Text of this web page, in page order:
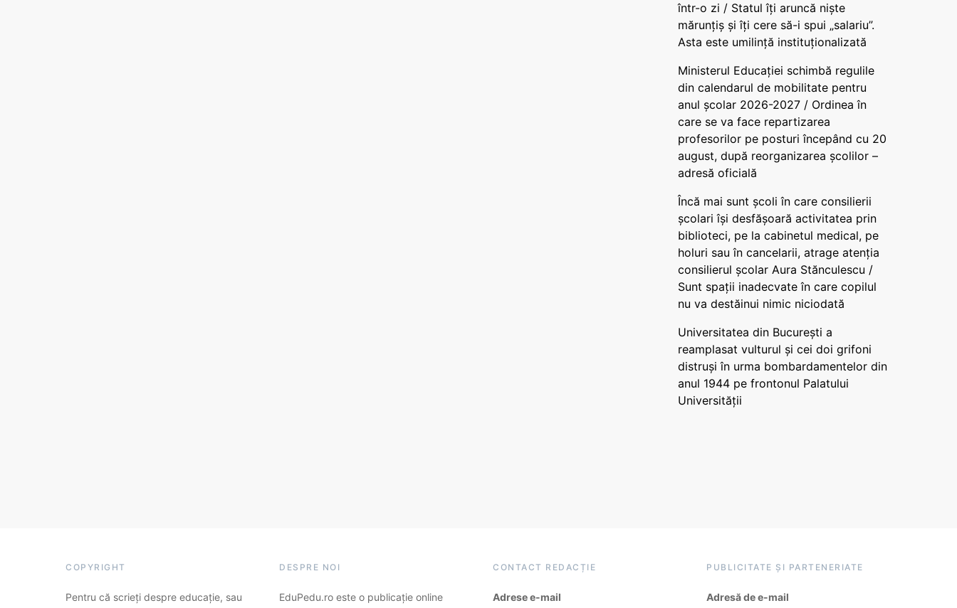
într-o zi / Statul îți aruncă niște
mărunțiș și îți cere să-i spui „salariu”.
Asta este umilință instituționalizată
Ministerul Educației schimbă regulile
din calendarul de mobilitate pentru
anul școlar 2026-2027 / Ordinea în
care se va face repartizarea
profesorilor pe posturi începând cu 20
august, după reorganizarea școlilor –
adresă oficială
Încă mai sunt școli în care consilierii
școlari își desfășoară activitatea prin
biblioteci, pe la cabinetul medical, pe
holuri sau în cancelarii, atrage atenția
consilierul școlar Aura Stănculescu /
Sunt spații inadecvate în care copilul
nu va destăinui nimic niciodată
Universitatea din București a
reamplasat vulturul și cei doi grifoni
distruși în urma bombardamentelor din
anul 1944 pe frontonul Palatului
Universității
COPYRIGHT
Pentru că scrieți despre educație, sau
DESPRE NOI
EduPedu.ro este o publicație online
CONTACT REDACȚIE
Adrese e-mail
PUBLICITATE ȘI PARTENERIATE
Adresă de e-mail